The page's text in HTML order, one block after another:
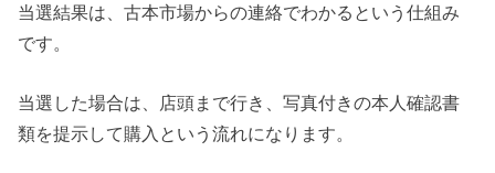
当選結果は、古本市場からの連絡でわかるという仕組み
です。
当選した場合は、店頭まで行き、写真付きの本人確認書
類を提示して購入という流れになります。